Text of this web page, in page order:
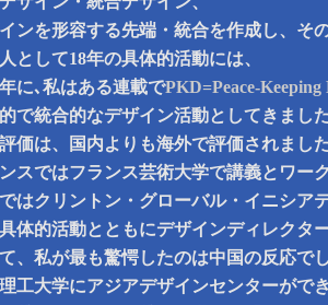
ンを形容する先端・統合を作成し、そ
として18年の具体的活動には、
に､私はある連載でPKD=Peace-Keeping
で統合的なデザイン活動としてきまし
価は、国内よりも海外で評価されまし
スではフランス芸術大学で講義とワー
はクリントン・グローバル・イニシア
体的活動とともにデザインディレクタ
、私が最も驚愕したのは中国の反応で
工大学にアジアデザインセンターがで